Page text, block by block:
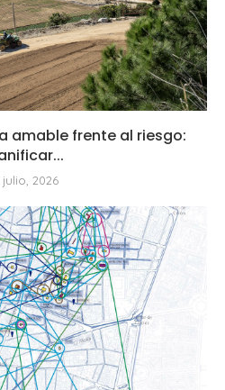
amable frente al riesgo:
julio, 2026